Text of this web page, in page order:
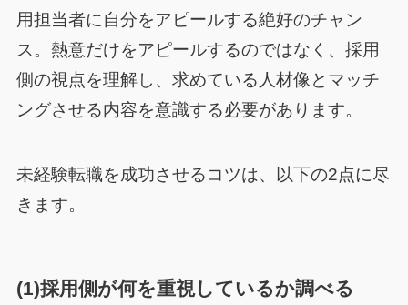
用担当者に自分をアピールする絶好のチャン
ス。熱意だけをアピールするのではなく、採用
側の視点を理解し、求めている人材像とマッチ
ングさせる内容を意識する必要があります。
未経験転職を成功させるコツは、以下の2点に尽
きます。
(1)採用側が何を重視しているか調べる